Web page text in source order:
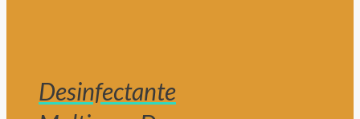
Desinfectante